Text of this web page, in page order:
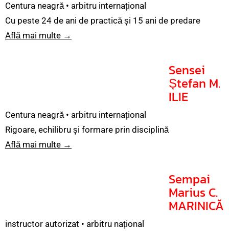
Centura neagră • arbitru internațional
Cu peste 24 de ani de practică și 15 ani de predare
Află mai multe →
Sensei
Ștefan M.
ILIE
Centura neagră • arbitru internațional
Rigoare, echilibru și formare prin disciplină
Află mai multe →
Sempai
Marius C.
MARINICĂ
instructor autorizat • arbitru național